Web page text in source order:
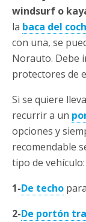
windsurf o
la baca del
con una, se
Norauto. Debe
protectores de
Si se quiere
recurrir a un
opciones y
recomendable
tipo de vehículo:
1-De techo
2-De portón